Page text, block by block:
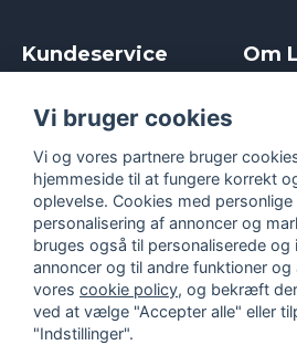
Kundeservice
Kampagner og rabatter
Reklamation
Policy chase cars
Returnera
Logga in
Om
Vi bruger cookies
Vi og vores partnere bruger
hjemmeside til at fungere korrekt
oplevelse. Cookies med
personalisering af annoncer og
bruges også til personaliserede
annoncer og til andre funktioner
vores cookie policy, og bekræft
ved at vælge "Accepter alle" eller
"Indstillinger".